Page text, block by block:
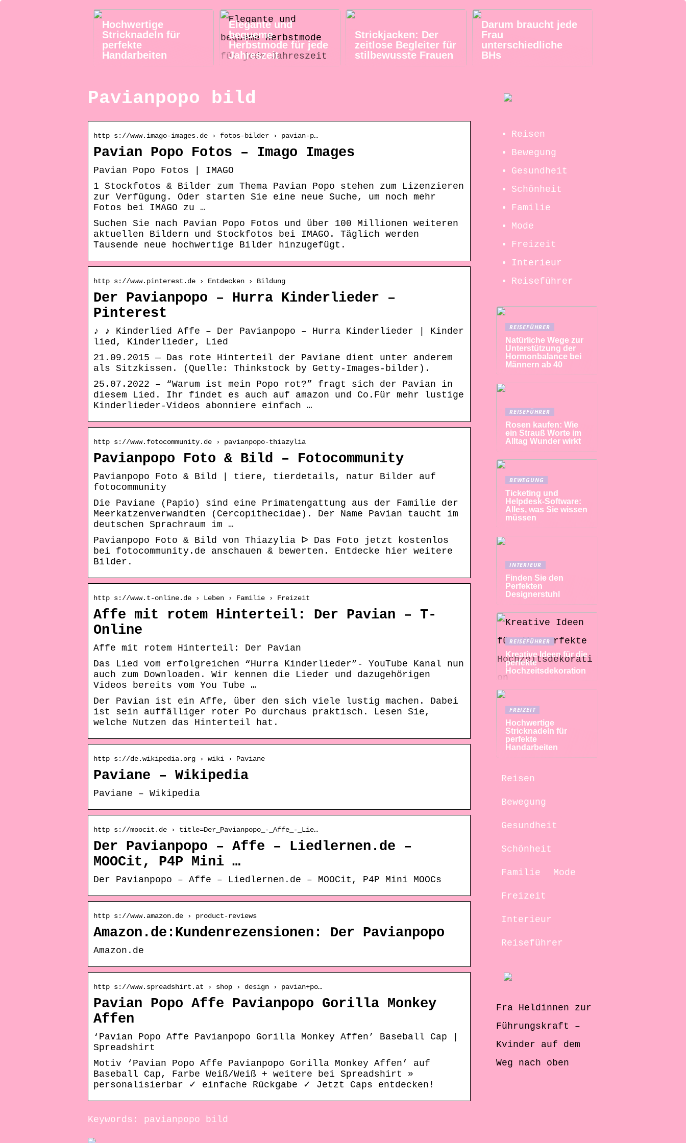
Hochwertige
Stricknadeln für
perfekte
Handarbeiten
Elegante und
bequeme
Herbstmode für jede
Jahreszeit
Strickjacken: Der
zeitlose Begleiter für
stilbewusste Frauen
Darum braucht jede
Frau
unterschiedliche
BHs
Pavianpopo bild
http s://www.imago-images.de › fotos-bilder › pavian-p…
Pavian Popo Fotos – Imago Images
Pavian Popo Fotos | IMAGO
1 Stockfotos & Bilder zum Thema Pavian Popo stehen zum Lizenzieren
zur Verfügung. Oder starten Sie eine neue Suche, um noch mehr
Fotos bei IMAGO zu …
Suchen Sie nach Pavian Popo Fotos und über 100 Millionen weiteren
aktuellen Bildern und Stockfotos bei IMAGO. Täglich werden
Tausende neue hochwertige Bilder hinzugefügt.
http s://www.pinterest.de › Entdecken › Bildung
Der Pavianpopo – Hurra Kinderlieder –
Pinterest
♪ ♪ Kinderlied Affe – Der Pavianpopo – Hurra Kinderlieder | Kinder
lied, Kinderlieder, Lied
21.09.2015 — Das rote Hinterteil der Paviane dient unter anderem
als Sitzkissen. (Quelle: Thinkstock by Getty-Images-bilder).
25.07.2022 – “Warum ist mein Popo rot?” fragt sich der Pavian in
diesem Lied. Ihr findet es auch auf amazon und Co.Für mehr lustige
Kinderlieder-Videos abonniere einfach …
http s://www.fotocommunity.de › pavianpopo-thiazylia
Pavianpopo Foto & Bild – Fotocommunity
Pavianpopo Foto & Bild | tiere, tierdetails, natur Bilder auf
fotocommunity
Die Paviane (Papio) sind eine Primatengattung aus der Familie der
Meerkatzenverwandten (Cercopithecidae). Der Name Pavian taucht im
deutschen Sprachraum im …
Pavianpopo Foto & Bild von Thiazylia ᐅ Das Foto jetzt kostenlos
bei fotocommunity.de anschauen & bewerten. Entdecke hier weitere
Bilder.
http s://www.t-online.de › Leben › Familie › Freizeit
Affe mit rotem Hinterteil: Der Pavian – T-
Online
Affe mit rotem Hinterteil: Der Pavian
Das Lied vom erfolgreichen “Hurra Kinderlieder”- YouTube Kanal nun
auch zum Downloaden. Wir kennen die Lieder und dazugehörigen
Videos bereits vom You Tube …
Der Pavian ist ein Affe, über den sich viele lustig machen. Dabei
ist sein auffälliger roter Po durchaus praktisch. Lesen Sie,
welche Nutzen das Hinterteil hat.
http s://de.wikipedia.org › wiki › Paviane
Paviane – Wikipedia
Paviane – Wikipedia
http s://moocit.de › title=Der_Pavianpopo_-_Affe_-_Lie…
Der Pavianpopo – Affe – Liedlernen.de –
MOOCit, P4P Mini …
Der Pavianpopo – Affe – Liedlernen.de – MOOCit, P4P Mini MOOCs
http s://www.amazon.de › product-reviews
Amazon.de:Kundenrezensionen: Der Pavianpopo
Amazon.de
http s://www.spreadshirt.at › shop › design › pavian+po…
Pavian Popo Affe Pavianpopo Gorilla Monkey
Affen
‘Pavian Popo Affe Pavianpopo Gorilla Monkey Affen’ Baseball Cap |
Spreadshirt
Motiv ‘Pavian Popo Affe Pavianpopo Gorilla Monkey Affen’ auf
Baseball Cap, Farbe Weiß/Weiß + weitere bei Spreadshirt »
personalisierbar ✓ einfache Rückgabe ✓ Jetzt Caps entdecken!
Keywords: pavianpopo bild
Reisen
Bewegung
Gesundheit
Schönheit
Familie
Mode
Freizeit
Interieur
Reiseführer
REISEFÜHRER
Natürliche Wege zur
Unterstützung der
Hormonbalance bei
Männern ab 40
REISEFÜHRER
Rosen kaufen: Wie
ein Strauß Worte im
Alltag Wunder wirkt
BEWEGUNG
Ticketing und
Helpdesk-Software:
Alles, was Sie wissen
müssen
INTERIEUR
Finden Sie den
Perfekten
Designerstuhl
REISEFÜHRER
Kreative Ideen für die
perfekte
Hochzeitsdekoration
FREIZEIT
Hochwertige
Stricknadeln für
perfekte
Handarbeiten
Reisen
Bewegung
Gesundheit
Schönheit
Familie Mode
Freizeit
Interieur
Reiseführer
Fra Heldinnen zur
Führungskraft –
Kvinder auf dem
Weg nach oben